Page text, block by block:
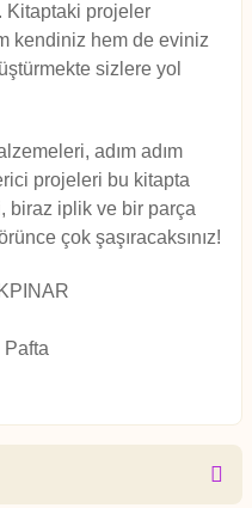
Kitaptaki projeler
kendiniz hem de eviniz
sizlere yol
adım adım
projeleri bu kitapta
biraz iplik ve bir parça
çok şaşıracaksınız!
Pafta